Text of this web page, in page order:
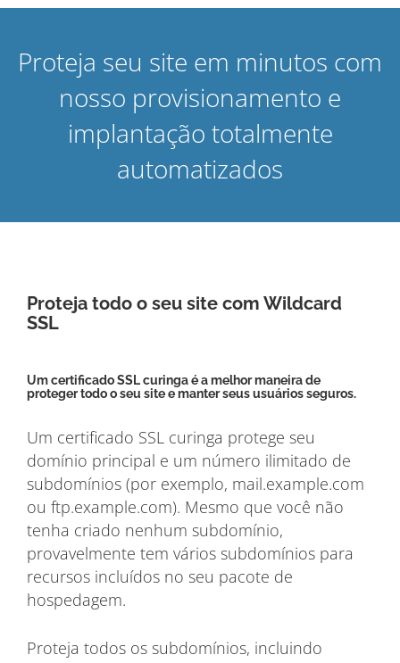
Proteja seu site em minutos com
nosso provisionamento e
implantação totalmente
automatizados
Proteja todo o seu site com Wildcard
SSL
Um certificado SSL curinga é a melhor maneira de
proteger todo o seu site e manter seus usuários seguros.
Um certificado SSL curinga protege seu
domínio principal e um número ilimitado de
subdomínios (por exemplo, mail.example.com
ou ftp.example.com). Mesmo que você não
tenha criado nenhum subdomínio,
provavelmente tem vários subdomínios para
recursos incluídos no seu pacote de
hospedagem.
Proteja todos os subdomínios, incluindo